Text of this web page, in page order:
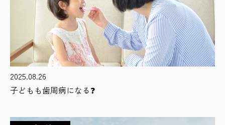
2025.08.26
子どもも歯周病になる❓